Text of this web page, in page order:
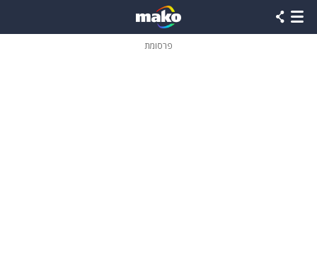
פרסומת